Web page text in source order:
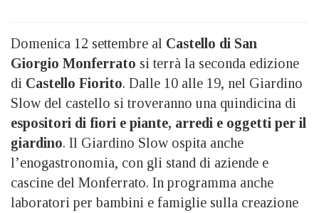
Domenica 12 settembre al Castello di San
Giorgio Monferrato si terrà la seconda edizione
di Castello Fiorito. Dalle 10 alle 19, nel Giardino
Slow del castello si troveranno una quindicina di
espositori di fiori e piante, arredi e oggetti per il
giardino. Il Giardino Slow ospita anche
l’enogastronomia, con gli stand di aziende e
cascine del Monferrato. In programma anche
laboratori per bambini e famiglie sulla creazione